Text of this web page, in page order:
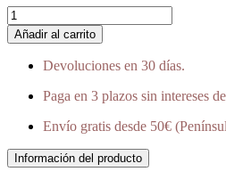
Añadir al carrito
Devoluciones en 30 días.
Paga en 3 plazos sin intereses
Envío gratis desde 50€
Información del producto